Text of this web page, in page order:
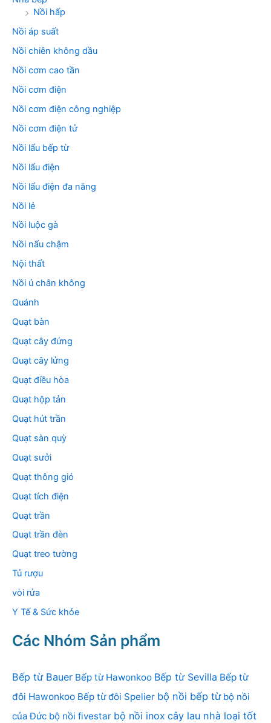
Nồi hấp
Nồi áp suất
Nồi chiên không dầu
Nồi cơm cao tần
Nồi cơm điện
Nồi cơm điện công nghiệp
Nồi cơm điện tử
Nồi lẩu bếp từ
Nồi lẩu điện
Nồi lẩu điện đa năng
Nồi lẻ
Nồi luộc gà
Nồi nấu chậm
Nội thất
Nồi ủ chân không
Quánh
Quạt bàn
Quạt cây đứng
Quạt cây lửng
Quạt điều hòa
Quạt hộp tản
Quạt hút trần
Quạt sàn quỳ
Quạt sưởi
Quạt thông gió
Quạt tích điện
Quạt trần
Quạt trần đèn
Quạt treo tường
Tủ rượu
vòi rửa
Y Tế & Sức khỏe
Các Nhóm Sản phẩm
Bếp từ Bauer Bếp từ Hawonkoo Bếp từ Sevilla Bếp từ
đôi Hawonkoo Bếp từ đôi Spelier bộ nồi bếp từ bộ nồi
của Đức bộ nồi fivestar bộ nồi inox cây lau nhà loại tốt